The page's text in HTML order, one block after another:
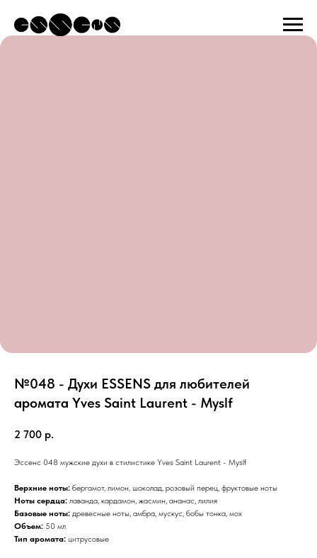
№048 - Духи ESSENS для любителей
аромата Yves Saint Laurent - Myslf
2 700 р.
Эссенс 048 мужские духи в стилистике Yves Saint Laurent - Myslf
Верхние ноты: бергамот, лимон, шоколад, розовый перец, фруктовые ноты
Ноты сердца: лаванда, кардамон, жасмин, ананас, лилия
Базовые ноты: древесные ноты, амбра, мускус, бобы тонка, мох
Объем: 50 мл
Тип аромата: цитрусовые